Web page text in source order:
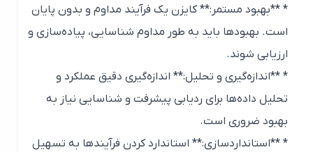
* **بهبود مستمر:** کایزن یک فرآیند مداوم و بدون پایان
است. بهبودها باید به طور مداوم شناسایی، پیاده‌سازی و
ارزیابی شوند.
* **اندازه‌گیری و تحلیل:** اندازه‌گیری دقیق عملکرد و
تحلیل داده‌ها برای ردیابی پیشرفت و شناسایی نیاز به
بهبود ضروری است.
* **استانداردسازی:** استاندارد کردن فرآیندها به تسهیل